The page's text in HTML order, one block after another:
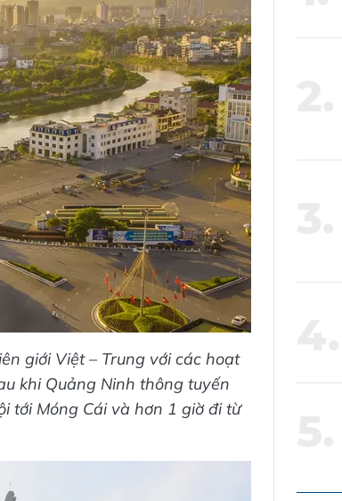
giới Việt – Trung với các hoạt
khi Quảng Ninh thông tuyến
tới Móng Cái và hơn 1 giờ đi từ